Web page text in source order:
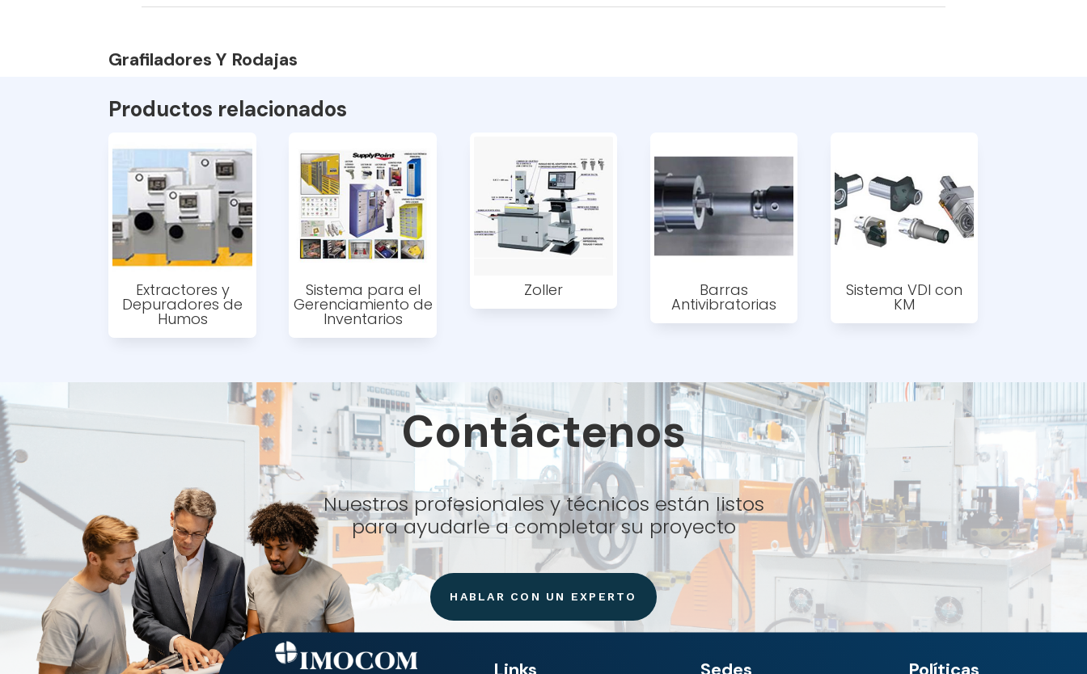
Grafiladores Y Rodajas
Productos relacionados
Extractores y
Depuradores de
Humos
Sistema para el
Gerenciamiento de
Inventarios
Zoller Barras
Antivibratorias
Sistema VDI con
KM
Contáctenos
Nuestros profesionales y técnicos están listos
para ayudarle a completar su proyecto
HABLAR CON UN EXPERTO